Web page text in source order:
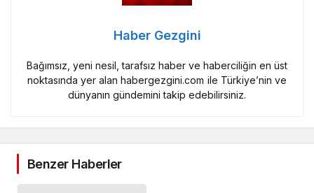
Haber Gezgini
Bağımsız, yeni nesil, tarafsız haber ve haberciliğin en üst
noktasında yer alan habergezgini.com ile Türkiye’nin ve
dünyanın gündemini takip edebilirsiniz.
Benzer Haberler